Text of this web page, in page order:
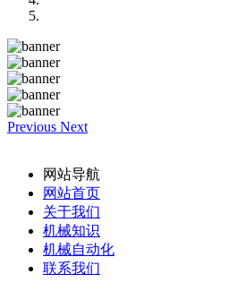
Previous Next
网站导航
网站首页
关于我们
机械知识
机械自动化
联系我们